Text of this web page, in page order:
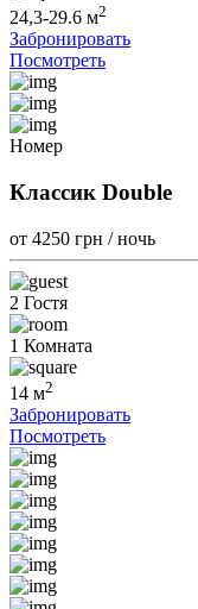
24,3-29.6 м2
Забронировать
Посмотреть
Номер
Классик Double
от 4250 грн / ночь
2 Гостя
1 Комната
14 м2
Забронировать
Посмотреть